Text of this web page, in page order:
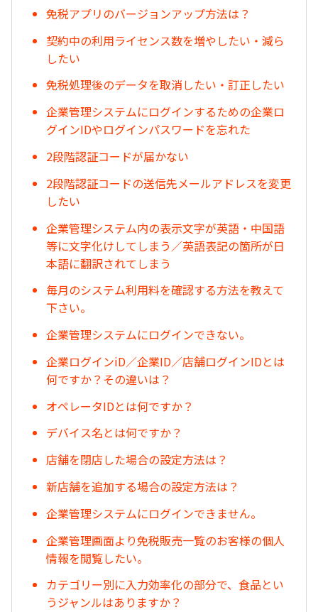
免税アプリのバージョンアップ方法は？
契約中の利用ライセンス数を増やしたい・減ら
したい
免税処理後のデータを取消したい・訂正したい
企業管理システムにログインするための企業ロ
グインIDやログインパスワードを忘れた
2段階認証コードが届かない
2段階認証コードの送信先メールアドレスを変更
したい
企業管理システム内の表示文字が英語・中国語
等に文字化けしてしまう／英語表記の箇所が日
本語に翻訳されてしまう
毎月のシステム利用料を確認する方法を教えて
下さい。
企業管理システムにログインできない。
企業ログインiD／企業ID／店舗ログインIDとは
何ですか？その違いは？
オペレータIDとは何ですか？
デバイス名とは何ですか？
店舗を閉店した場合の設定方法は？
新店舗を追加する場合の設定方法は？
企業管理システムにログインできません。
企業管理画面より免税販売一覧のお客様の個人
情報を閲覧したい。
カテゴリー別に入力効率化の部分で、食品とい
うジャンルはありますか？